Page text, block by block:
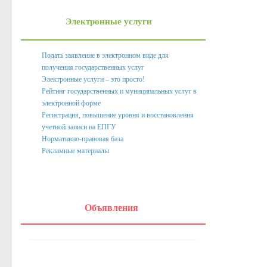
Антикоррупционная экспертиза
Комиссия по соблюдению требований к служебному
Методические материалы
Обратная связь для сообщений о фактах коррупции
Доклады, отчеты, обзоры
Работа с обращениями граждан
Графики приема и представителей организаций
Электронные услуги
Подать заявление в электронном виде для
получения государственных услуг
Электронные услуги – это просто!
Рейтинг государственных и муниципальных услуг в
электронной форме
Регистрация, повышение уровня и восстановления
учетной записи на ЕПГУ
Нормативно-правовая база
Рекламные материалы
Объявления